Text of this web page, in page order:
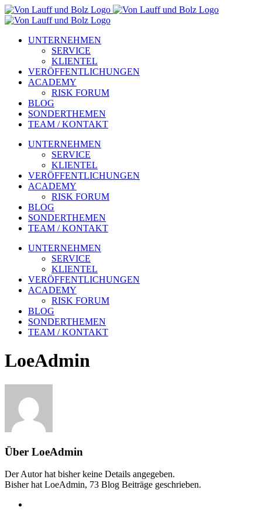
Zum
Inhalt
UNTERNEHMEN
SERVICE
KLIENTEL
VERÖFFENTLICHUNGEN
ACADEMY
RISK FORUM
BLOG
SONDERTHEMEN
TEAM / KONTAKT
UNTERNEHMEN
SERVICE
KLIENTEL
VERÖFFENTLICHUNGEN
ACADEMY
RISK FORUM
BLOG
SONDERTHEMEN
TEAM / KONTAKT
UNTERNEHMEN
SERVICE
KLIENTEL
VERÖFFENTLICHUNGEN
ACADEMY
RISK FORUM
BLOG
SONDERTHEMEN
TEAM / KONTAKT
LoeAdmin
Über LoeAdmin
Der Autor hat bisher keine Details angegeben.
Bisher hat LoeAdmin, 73 Blog Beiträge geschrieben.